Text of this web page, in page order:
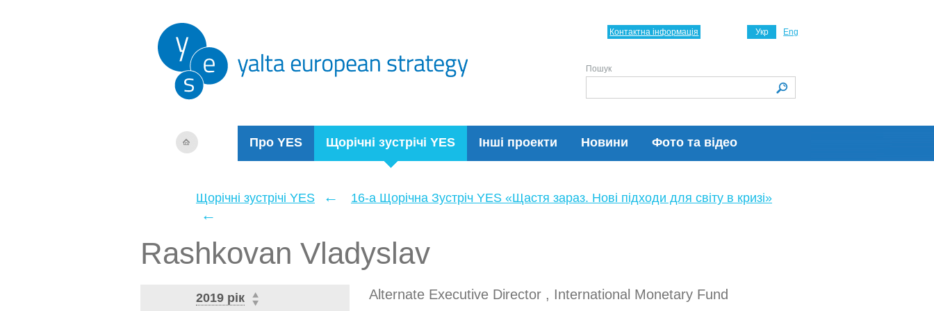
Про YES Щорічні зустрічі YES Інші проекти Новини Фото та відео
Укр Eng
Контактна інформація
Пошук
Щорічні зустрічі YES ← 16-а Щорічна Зустріч YES «Щастя зараз. Нові підходи для світу в кризі»
←
Rashkovan Vladyslav
2019 рік Alternate Executive Director , International Monetary Fund